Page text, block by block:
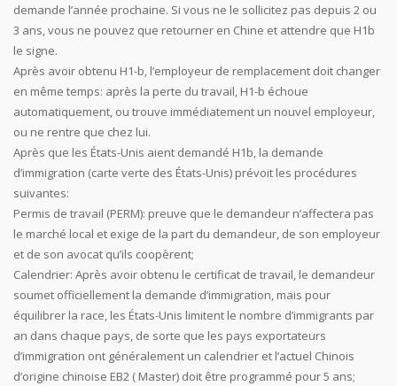
demande l’année prochaine. Si vous ne le sollicitez pas depuis 2 ou
3 ans, vous ne pouvez que retourner en Chine et attendre que H1b
le signe.
Après avoir obtenu H1-b, l’employeur de remplacement doit changer
en même temps: après la perte du travail, H1-b échoue
automatiquement, ou trouve immédiatement un nouvel employeur,
ou ne rentre que chez lui.
Après que les États-Unis aient demandé H1b, la demande
d’immigration (carte verte des États-Unis) prévoit les procédures
suivantes:
Permis de travail (PERM): preuve que le demandeur n’affectera pas
le marché local et exige de la part du demandeur, de son employeur
et de son avocat qu’ils coopèrent;
Calendrier: Après avoir obtenu le certificat de travail, le demandeur
soumet officiellement la demande d’immigration, mais pour
équilibrer la race, les États-Unis limitent le nombre d’immigrants par
an dans chaque pays, de sorte que les pays exportateurs
d’immigration ont généralement un calendrier et l’actuel Chinois
d’origine chinoise EB2 ( Master) doit être programmé pour 5 ans;